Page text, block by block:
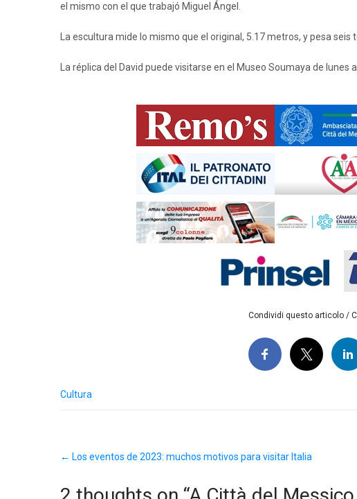
el mismo con el que trabajó Miguel Ángel.
La escultura mide lo mismo que el original, 5.17 metros, y pesa seis
La réplica del David puede visitarse en el Museo Soumaya de
Condividi questo articolo /
Cultura
navigation
← Los eventos de 2023: muchos motivos para visitar Italia